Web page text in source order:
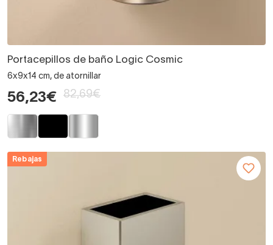
Portacepillos de baño Logic Cosmic
6x9x14 cm, de atornillar
56,23€ 82,69€
Rebajas